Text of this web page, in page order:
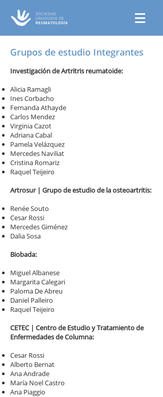
Grupos de estudio Integrantes
Investigación de Artritris reumatoide:
Alicia Ramagli
Ines Corbacho
Fernanda Athayde
Carlos Mendez
Virginia Cazot
Adriana Cabal
Pamela Velázquez
Mercedes Naviliat
Cristina Romariz
Raquel Teijeiro
Artrosur | Grupo de estudio de la osteoartritis:
Renée Souto
Cesar Rossi
Mercedes Giménez
Dalia Sosa
Biobada:
Miguel Albanese
Margarita Calegari
Paloma De Abreu
Daniel Palleiro
Raquel Teijeiro
​CETEC | Centro de Estudio y Tratamiento de
Enfermedades de Columna:
Cesar Rossi
Alberto Bernat
Ana Andrade
María Noel Castro
Ana Piaggio